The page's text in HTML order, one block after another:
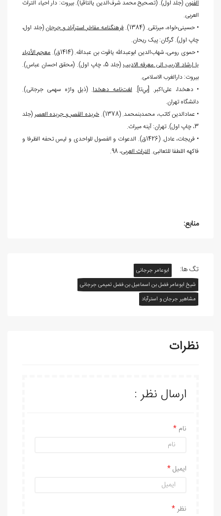
الفنون (جلد اول). (تصحیح محمد شرفالدین یالتاقیا). بيروت: دار احیاء التراث
العربی.
• حسینیخواه، میرتقی. (1384). فرهنگنامه مفاخر استرآباد و جرجان (جلد اول،
چاپ اول). گرگان: پیک ریحان.
• حموی رومی، شهابالدین ابوعبدالله یاقوت بن عبدالله. (1414ق).
معجم الأدباء
یا ارشاد الاریب الی معرفه الادیب
(جلد 5، چاپ اول). (محقق احسان عباس).
بيروت: دارالغرب الاسلامی.
• دهخدا، علیاکبر. [بيتا].لغتنامه دهخدا. (ذیل واژه سهمی جرجانی).
دانشگاه تهران.
• عمادالدین کاتب، محمدبن‏محمد. (1378).
خریده القصر و جریده العصر (جلد
3، چاپ اول). تهران: آینه میراث.
• فریجات، عادل. (1426ق). الدعوات و الفصول للواحدی و لیس تحفه الظرفا و
فاکهه اللطفا للثعالبی. التراث العربی، 98.
منابع:
تگ ها:
ابوعامر جرجانی
شیخ ابوعامر فضل بن اسماعیل بن فضل تمیمی جرجانی
مشاهیر جرجان و استرآباد
نظرات
ارسال نظر :
نام
ایمیل
نظر